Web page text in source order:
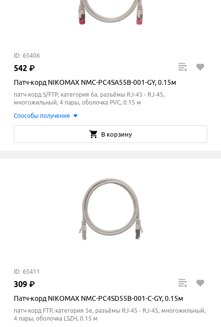
ID: 65406
542 ₽
Патч-корд NIKOMAX NMC-PC4SA55B-001-GY, 0.15м
патч-корд S/FTP, категория 6a, разъёмы RJ-45 - RJ-45,
многожильный, 4 пары, оболочка PVC, 0.15 м
Способы получения
В корзину
ID: 65411
309 ₽
Патч-корд NIKOMAX NMC-PC4SD55B-001-C-GY, 0.15м
патч-корд FTP, категория 5e, разъёмы RJ-45 - RJ-45, многожильный,
4 пары, оболочка LSZH, 0.15 м